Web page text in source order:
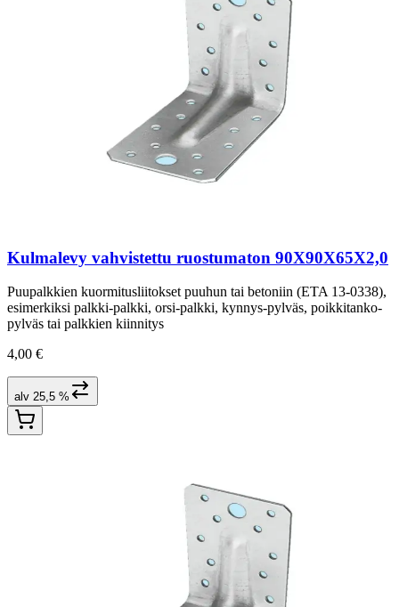
Kulmalevy vahvistettu ruostumaton 90X90X65X2,0
Puupalkkien kuormitusliitokset puuhun tai betoniin (ETA 13-0338),
esimerkiksi palkki-palkki, orsi-palkki, kynnys-pylväs, poikkitanko-
pylväs tai palkkien kiinnitys
4,00 €
alv 25,5 %